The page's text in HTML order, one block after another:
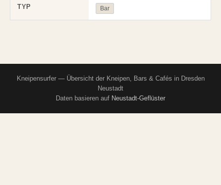
TYP Bar
Kneipensurfer — Übersicht der Kneipen, Bars & Cafés in Dresden
Neustadt
Daten basieren auf Neustadt-Geflüster